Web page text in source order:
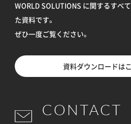
WORLD SOLUTIONS に関するすべ
た資料です。
ぜひ一度ご覧ください。
資料ダウンロードは
CONTACT